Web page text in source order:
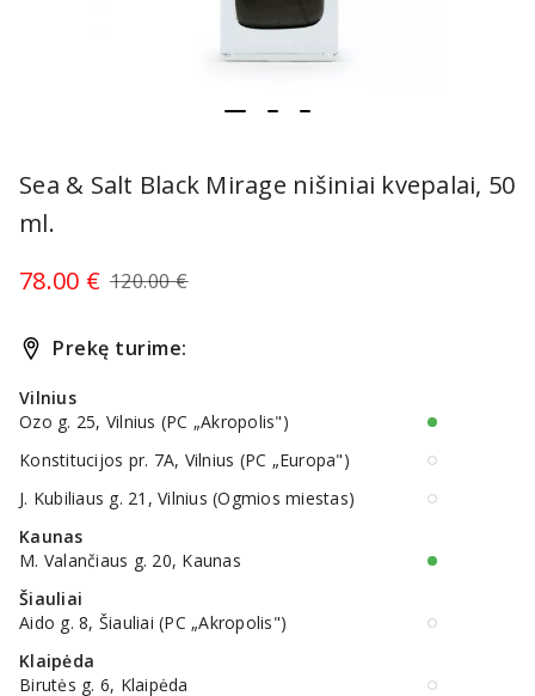
Sea & Salt Black Mirage nišiniai kvepalai, 50
ml.
78.00 € 120.00 €
Prekę turime:
Vilnius
Ozo g. 25, Vilnius (PC „Akropolis")
Konstitucijos pr. 7A, Vilnius (PC „Europa")
J. Kubiliaus g. 21, Vilnius (Ogmios miestas)
Kaunas
M. Valančiaus g. 20, Kaunas
Šiauliai
Aido g. 8, Šiauliai (PC „Akropolis")
Klaipėda
Birutės g. 6, Klaipėda